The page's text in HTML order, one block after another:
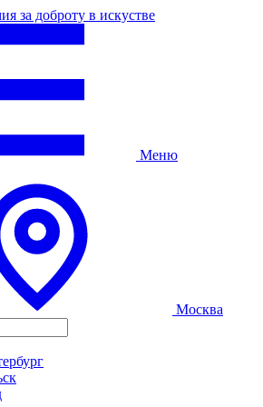
за доброту в искустве
Меню
Москва